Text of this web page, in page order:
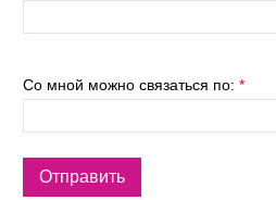
Со мной можно связаться по: *